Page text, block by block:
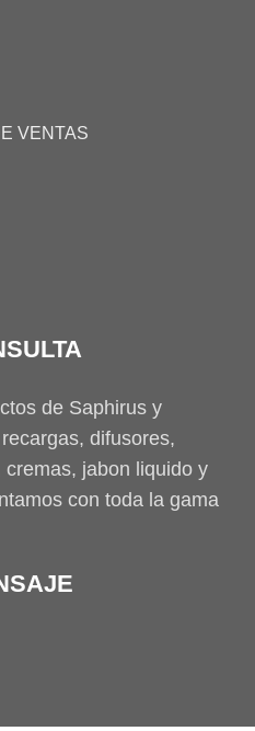
VENTAS
de Saphirus y
difusores,
jabon liquido y
con toda la gama